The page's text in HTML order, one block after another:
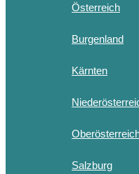
Österreich
Burgenland
Kärnten
Salzburg